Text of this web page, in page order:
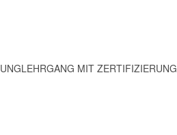
LEHRGANG MIT ZERTIFIZIERUNG